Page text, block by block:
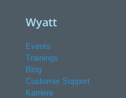
Wyatt
Events
Trainings
Blog
Customer Support
Karriere